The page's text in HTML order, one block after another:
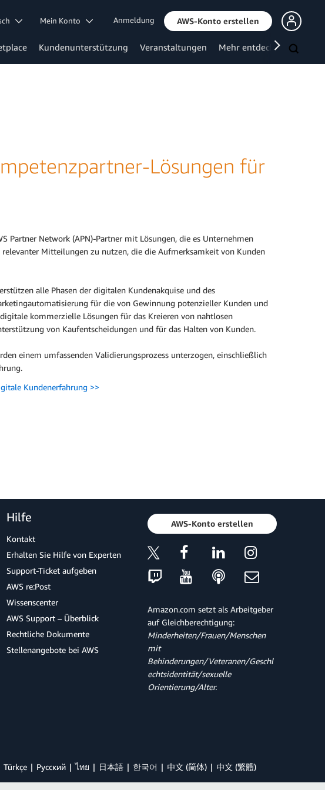
Mein Konto Anmeldung AWS-Konto erstellen
Kundenunterstützung Veranstaltungen Mehr entdecken
Lösungen für
Partner Network (APN)-Partner mit Lösungen, die es Unternehmen
Mitteilungen zu nutzen, die die Aufmerksamkeit von Kunden
alle Phasen der digitalen Kundenakquise und des
für die von Gewinnung potenzieller Kunden und
kommerzielle Lösungen für das Kreieren von nahtlosen
von Kaufentscheidungen und für das Halten von Kunden.
einem umfassenden Validierungsprozess unterzogen, einschließlich
Kundenerfahrung >>
Hilfe
Kontakt
Erhalten Sie Hilfe von Experten
Support-Ticket aufgeben
AWS re:Post
Wissenscenter
AWS Support – Überblick
Rechtliche Dokumente
Stellenangebote bei AWS
AWS-Konto erstellen
Amazon.com setzt als Arbeitgeber
auf Gleichberechtigung:
Minderheiten/Frauen/Menschen
mit
Behinderungen/Veteranen/Geschl
echtsidentität/sexuelle
Orientierung/Alter.
Türkçe Ρусский ไทย 日本語 한국어 中文 (简体) 中文 (繁體)